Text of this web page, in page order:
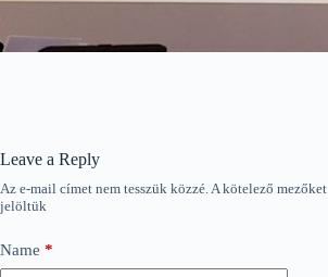
Leave a Reply
Az e-mail címet nem tesszük közzé.A kötelező mezőket
jelöltük
Name *